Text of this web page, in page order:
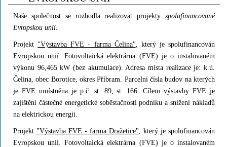
Naše společnost se rozhodla realizovat projekty spolufinancované
Evropskou uníí.
Projekt "Výstavba FVE - farma Čelina" , který je spolufinancován
Evropskou unií. Fotovoltaická elektrárna (FVE) je o instalovaném
výkonu 96,465 kW (bez akumulace). Adresa místa realizace je: k.ú.
Čelina, obec Borotice, okres Příbram. Parcelní čísla budov na kterých
je FVE umístněna je p.č. st. 89, st. 166. Cílem výstavby FVE je
zajištění částečné energetické soběstačnosti podniku a snížení nákladů
na elektrickou energii.
Projekt "Výstavba FVE - farma Dražetice" , který je spolufinancován
Evropskou unií. Fotovoltaická elektrárna (FVE) je o instalovaném